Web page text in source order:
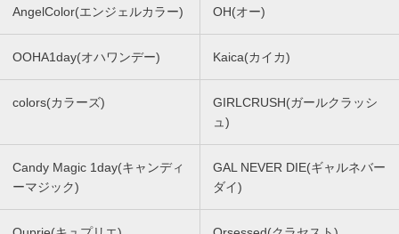
AngelColor(エンジェルカラー) OH(オー)
OOHA1day(オハワンデー) Kaica(カイカ)
colors(カラーズ)
GIRLCRUSH(ガールクラッシ
ュ)
Candy Magic 1day(キャンディ
ーマジック)
GAL NEVER DIE(ギャルネバー
ダイ)